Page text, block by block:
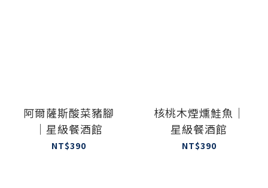
阿爾薩斯酸菜豬腳
｜星級餐酒館
NT$390
核桃木煙燻鮭魚｜
星級餐酒館
NT$390